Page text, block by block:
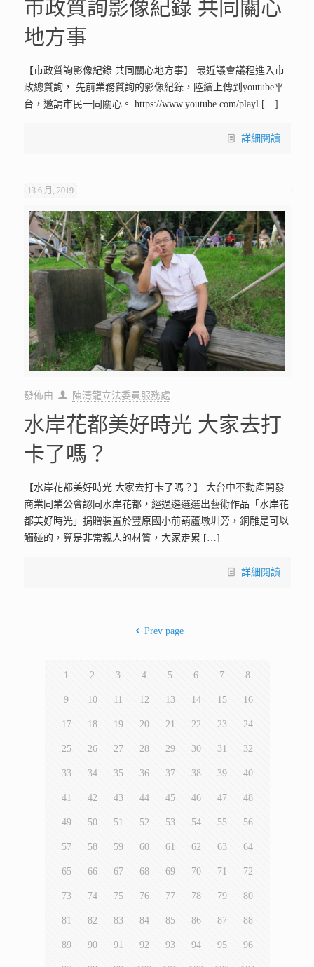
市政質詢影像紀錄 共同關心
地方事
【市政質詢影像紀錄 共同關心地方事】 最近議會議程進入市
政總質詢， 先前業務質詢的影像紀錄，陸續上傳到youtube平
台，邀請市民一同關心。 https://www.youtube.com/playl[…]
詳細閱讀
13 6 月, 2019
發佈由 陳清龍立法委員服務處
水岸花都美好時光 大家去打
卡了嗎？
【水岸花都美好時光 大家去打卡了嗎？】 大台中不動產開發
商業同業公會認同水岸花都，經過遴選選出藝術作品「水岸花
都美好時光」捐贈裝置於豐原國小前葫蘆墩圳旁，銅雕是可以
觸碰的，算是非常親人的材質，大家走累 […]
詳細閱讀
Prev page
1 2 3 4 5 6 7 8
9 10 11 12 13 14 15 16
17 18 19 20 21 22 23 24
25 26 27 28 29 30 31 32
33 34 35 36 37 38 39 40
41 42 43 44 45 46 47 48
49 50 51 52 53 54 55 56
57 58 59 60 61 62 63 64
65 66 67 68 69 70 71 72
73 74 75 76 77 78 79 80
81 82 83 84 85 86 87 88
89 90 91 92 93 94 95 96